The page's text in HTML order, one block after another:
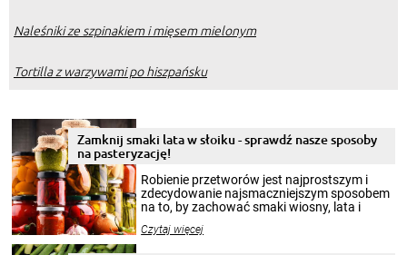
Naleśniki ze szpinakiem i mięsem mielonym
Tortilla z warzywami po hiszpańsku
Zamknij smaki lata w słoiku - sprawdź nasze sposoby
na pasteryzację!
Robienie przetworów jest najprostszym i
zdecydowanie najsmaczniejszym sposobem
na to, by zachować smaki wiosny, lata i
krajobrazów, by cieszyć nimi oko w sezonie
Czytaj więcej